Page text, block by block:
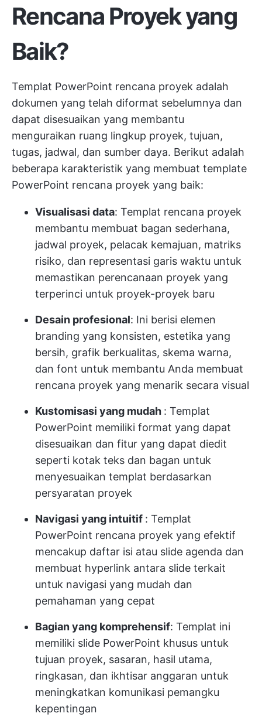
Rencana Proyek yang
Baik?
Templat PowerPoint rencana proyek adalah
dokumen yang telah diformat sebelumnya dan
dapat disesuaikan yang membantu
menguraikan ruang lingkup proyek, tujuan,
tugas, jadwal, dan sumber daya. Berikut adalah
beberapa karakteristik yang membuat template
PowerPoint rencana proyek yang baik:
Visualisasi data: Templat rencana proyek
membantu membuat bagan sederhana,
jadwal proyek, pelacak kemajuan, matriks
risiko, dan representasi garis waktu untuk
memastikan perencanaan proyek yang
terperinci untuk proyek-proyek baru
Desain profesional: Ini berisi elemen
branding yang konsisten, estetika yang
bersih, grafik berkualitas, skema warna,
dan font untuk membantu Anda membuat
rencana proyek yang menarik secara visual
Kustomisasi yang mudah : Templat
PowerPoint memiliki format yang dapat
disesuaikan dan fitur yang dapat diedit
seperti kotak teks dan bagan untuk
menyesuaikan templat berdasarkan
persyaratan proyek
Navigasi yang intuitif : Templat
PowerPoint rencana proyek yang efektif
mencakup daftar isi atau slide agenda dan
membuat hyperlink antara slide terkait
untuk navigasi yang mudah dan
pemahaman yang cepat
Bagian yang komprehensif: Templat ini
memiliki slide PowerPoint khusus untuk
tujuan proyek, sasaran, hasil utama,
ringkasan, dan ikhtisar anggaran untuk
meningkatkan komunikasi pemangku
kepentingan